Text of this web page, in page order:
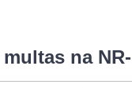
na